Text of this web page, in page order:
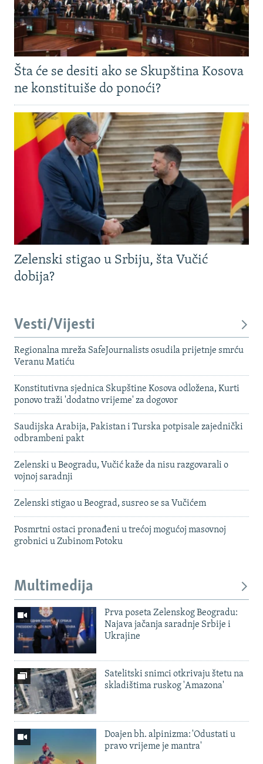
Šta će se desiti ako se Skupština Kosova
ne konstituiše do ponoći?
Zelenski stigao u Srbiju, šta Vučić
dobija?
Vesti/Vijesti
Regionalna mreža SafeJournalists osudila prijetnje smrću
Veranu Matiću
Konstitutivna sjednica Skupštine Kosova odložena, Kurti
ponovo traži 'dodatno vrijeme' za dogovor
Saudijska Arabija, Pakistan i Turska potpisale zajednički
odbrambeni pakt
Zelenski u Beogradu, Vučić kaže da nisu razgovarali o
vojnoj saradnji
Zelenski stigao u Beograd, susreo se sa Vučićem
Posmrtni ostaci pronađeni u trećoj mogućoj masovnoj
grobnici u Zubinom Potoku
Multimedija
Prva poseta Zelenskog Beogradu:
Najava jačanja saradnje Srbije i
Ukrajine
Satelitski snimci otkrivaju štetu na
skladištima ruskog 'Amazona'
Doajen bh. alpinizma: 'Odustati u
pravo vrijeme je mantra'